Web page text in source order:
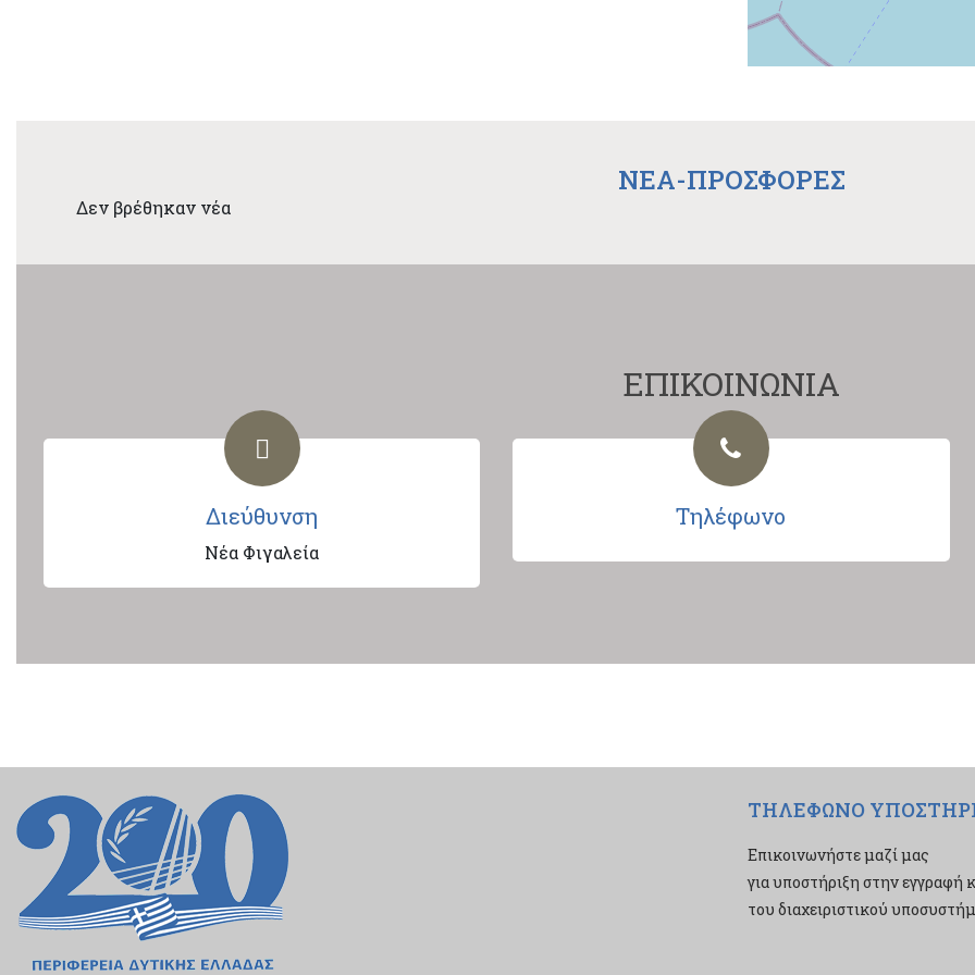
NEA-ΠΡΟΣΦΟΡΕΣ
Δεν βρέθηκαν νέα
ΕΠΙΚΟΙΝΩΝΙΑ
Διεύθυνση
Νέα Φιγαλεία
Τηλέφωνο
ΤΗΛΕΦΩΝΟ
Επικοινωνήστε μαζί μας
για υποστήριξη στην εγγραφή
του διαχειριστικού